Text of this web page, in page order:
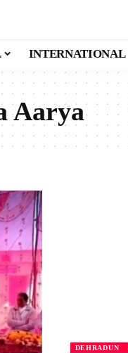
INTERNATIONAL
Aarya
DEHRADUN